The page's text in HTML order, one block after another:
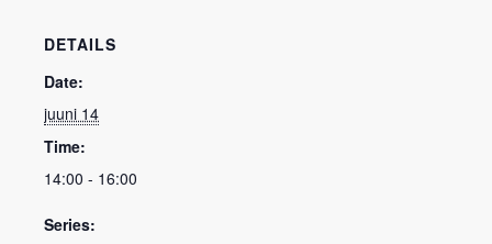
DETAILS
Date:
juuni 14
Time:
14:00 - 16:00
Series: